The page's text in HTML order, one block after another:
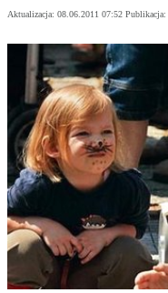
Aktualizacja: 08.06.2011 07:52 Publikacja: